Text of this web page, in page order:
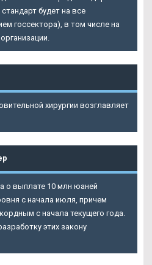
будет на все
госсектора), в том числе на
хирургии возглавляет
о выплате 10 млн юаней
с начала июля, причем
с начала текущего года.
этих закону